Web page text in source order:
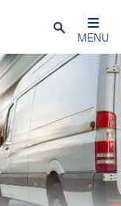
Close
MENU